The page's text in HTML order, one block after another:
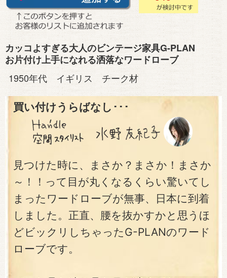
カッコよすぎる大人のビンテージ家具G-PLAN
お片付け上手になれる洒落なワードローブ
1950年代 イギリス チーク材
買い付けうらばなし･･･
見つけた時に、まさか？まさか！まさか
～！！って目が丸くなるくらい驚いてし
まったワードローブが無事、日本に到着
しました。正直、腰を抜かすかと思うほ
どビックリしちゃったG-PLANのワード
ローブです。